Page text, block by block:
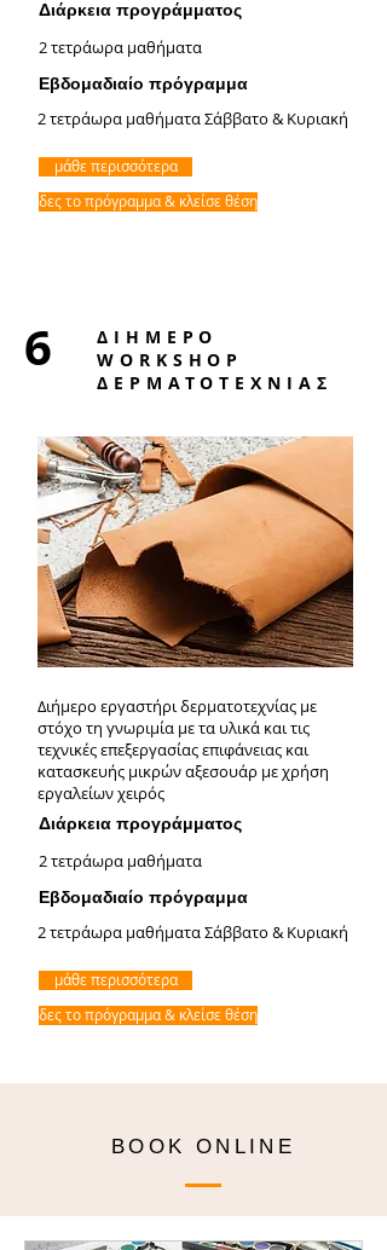
Διάρκεια προγράμματος
2 τετράωρα μαθήματα
Εβδομαδιαίο πρόγραμμα
2 τετράωρα μαθήματα Σάββατο & Κυριακή
μάθε περισσότερα
δες το πρόγραμμα & κλείσε θέση
6
ΔΙΗΜΕΡΟ
WORKSHOP
ΔΕΡΜΑΤΟΤΕΧΝΙΑΣ
Διήμερο εργαστήρι δερματοτεχνίας με
στόχο τη γνωριμία με τα υλικά και τις
τεχνικές επεξεργασίας επιφάνειας και
κατασκευής μικρών αξεσουάρ με χρήση
εργαλείων χειρός
Διάρκεια προγράμματος
2 τετράωρα μαθήματα
Εβδομαδιαίο πρόγραμμα
2 τετράωρα μαθήματα Σάββατο & Κυριακή
μάθε περισσότερα
δες το πρόγραμμα & κλείσε θέση
ΒΟΟΚ ΟΝLINE